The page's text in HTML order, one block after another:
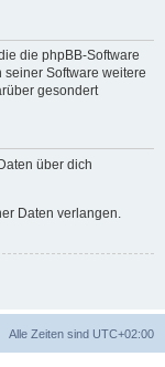
die phpBB-Software
Software weitere
gesondert
über dich
Daten verlangen.
Alle Zeiten sind UTC+02:00